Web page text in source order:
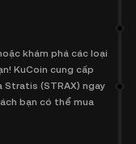
khám phá các loại
KuCoin cung cấp
Stratis (STRAX) ngay
bạn có thể mua